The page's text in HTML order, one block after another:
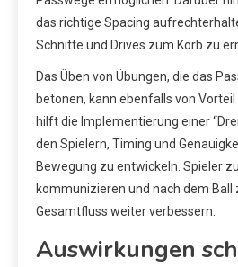
das richtige Spacing
Schnitte und Drives zum Korb zu
Das Üben von Übungen, die das
betonen, kann ebenfalls von
hilft die Implementierung einer
den Spielern, Timing und
Bewegung zu entwickeln. Spieler
kommunizieren und nach dem Ball
Gesamtfluss weiter verbessern.
Auswirkungen